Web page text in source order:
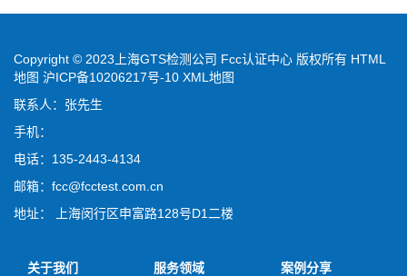
Copyright © 2023上海GTS检测公司 Fcc认证中心 版权所有 HTML
地图 沪ICP备10206217号-10 XML地图
联系人：张先生
手机：
电话：135-2443-4134
邮箱：fcc@fcctest.com.cn
地址： 上海闵行区申富路128号D1二楼
关于我们
服务领域
案例分享